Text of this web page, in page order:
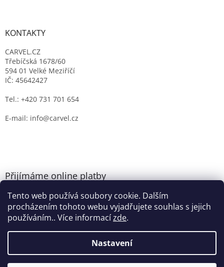
Tento web používá soubory cookie. Dalším
procházením tohoto webu vyjadřujete souhlas s jejich
používáním.. Více informacízde.
Nastavení
KONTAKTY
CARVEL.CZ
Třebíčská 1678/60
594 01 Velké Meziříčí
IČ: 45642427
Tel.: +420 731 701 654
E-mail: info@carvel.cz
Přijímáme online platby
Vytvořil Shoptet